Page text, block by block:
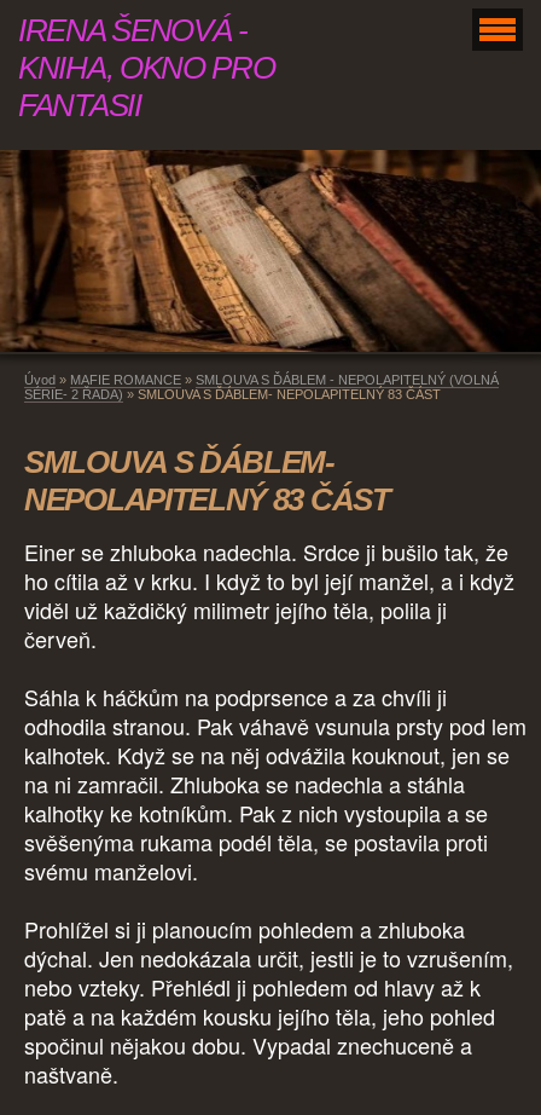
IRENA ŠENOVÁ -
KNIHA, OKNO PRO
FANTASII
Úvod » MAFIE ROMANCE » SMLOUVA S ĎÁBLEM - NEPOLAPITELNÝ (VOLNÁ
SÉRIE- 2 ŘADA) » SMLOUVA S ĎÁBLEM- NEPOLAPITELNÝ 83 ČÁST
SMLOUVA S ĎÁBLEM-
NEPOLAPITELNÝ 83 ČÁST
Einer se zhluboka nadechla. Srdce ji bušilo tak, že
ho cítila až v krku. I když to byl její manžel, a i když
viděl už každičký milimetr jejího těla, polila ji
červeň.
Sáhla k háčkům na podprsence a za chvíli ji
odhodila stranou. Pak váhavě vsunula prsty pod lem
kalhotek. Když se na něj odvážila kouknout, jen se
na ni zamračil. Zhluboka se nadechla a stáhla
kalhotky ke kotníkům. Pak z nich vystoupila a se
svěšenýma rukama podél těla, se postavila proti
svému manželovi.
Prohlížel si ji planoucím pohledem a zhluboka
dýchal. Jen nedokázala určit, jestli je to vzrušením,
nebo vzteky. Přehlédl ji pohledem od hlavy až k
patě a na každém kousku jejího těla, jeho pohled
spočinul nějakou dobu. Vypadal znechuceně a
naštvaně.